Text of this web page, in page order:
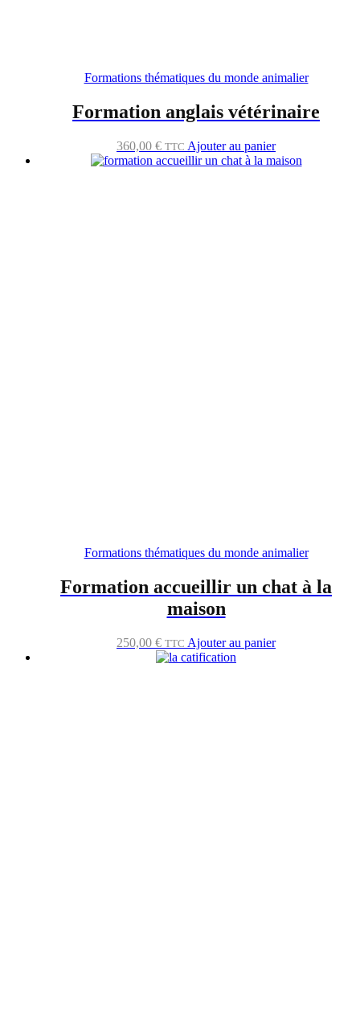
Formations thématiques du monde animalier
Formation anglais vétérinaire
360,00 € TTC Ajouter au panier
Formations thématiques du monde animalier
Formation accueillir un chat à la
maison
250,00 € TTC Ajouter au panier